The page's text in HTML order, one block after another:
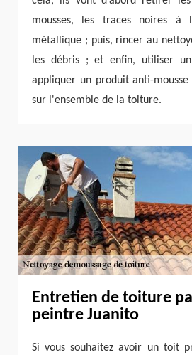
mousses, les traces noires à
métallique ; puis, rincer au
les débris ; et enfin, utiliser
appliquer un produit anti-
sur l'ensemble de la toiture.
Entretien de toiture
peintre Juanito
Si vous souhaitez avoir un toit